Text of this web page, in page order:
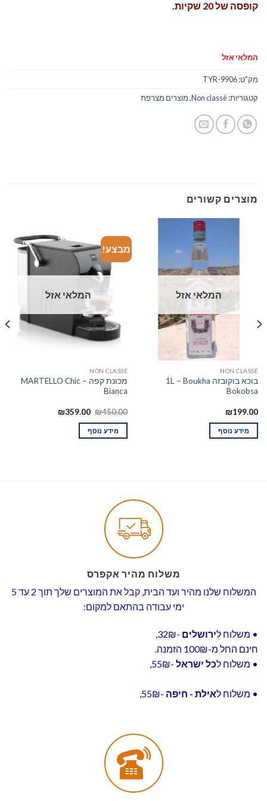
קופסה של 20 שקיות.
המלאי אזל
מק"ט:TYR-9906
קטגוריות:Non classé
,מוצרים מצרפת
מוצרים קשורים
המלאי אזל
NON CLASSÉ
בוכא בוקובזה 1L – Boukha
Bokobsa
₪199.00
מידע נוסף
מבצע!
המלאי אזל
NON CLASSÉ
מכונת קפה – MARTELLO Chic
Bianca
₪450.00
₪359.00
מידע נוסף
משלוח מהיר אקפרס
המשלוח שלנו מהיר ועד הבית, קבל את המוצרים שלך תוך 2 עד 5
ימי עבודה בהתאם למקום:
• משלוח לירושלים -32₪,
חינם החל מ-100₪ הזמנה.
• משלוח לכל ישראל -55₪,
• משלוח לאילת - חיפה -55₪,